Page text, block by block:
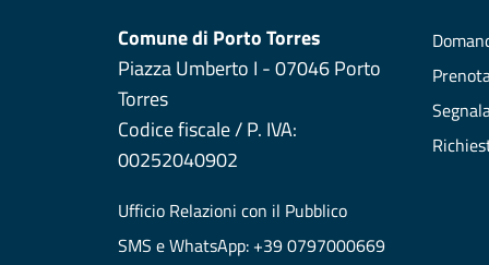
Comune di Porto Torres
Piazza Umberto I - 07046 Porto
Torres
Codice fiscale / P. IVA:
00252040902
Ufficio Relazioni con il Pubblico
SMS e WhatsApp: +39 0797000669